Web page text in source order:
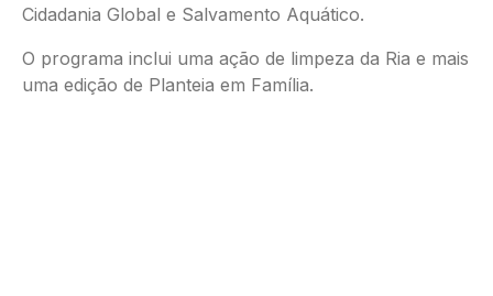
Cidadania Global e Salvamento Aquático.
O programa inclui uma ação de limpeza da Ria e mais
uma edição de Planteia em Família.